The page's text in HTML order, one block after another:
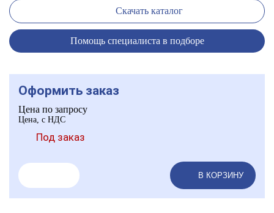
Скачать каталог
Помощь специалиста в подборе
Оформить заказ
Цена по запросу
Цена, с НДС
Под заказ
В КОРЗИНУ